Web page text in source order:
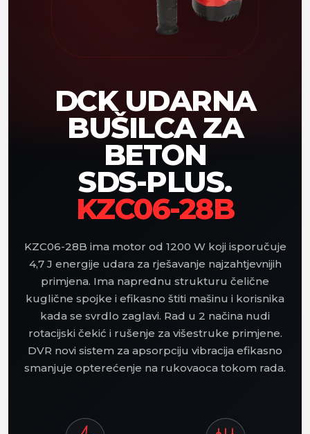
DCK UDARNA
BUŠILCA ZA
BETON
SDS-PLUS.
KZC06-28B
KZC06-28B ima motor od 1200 W koji isporučuje
4,7 J energije udara za rješavanje najzahtjevnijih
primjena. Ima naprednu strukturu čelične
kuglične spojke i efikasno štiti mašinu i korisnika
kada se svrdlo zaglavi. Rad u 2 načina nudi
rotacijski čekić i rušenje za višestruke primjene.
DVR novi sistem za apsorpciju vibracija efikasno
smanjuje opterećenje na rukovaoca tokom rada.